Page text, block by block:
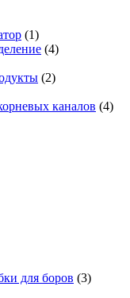
(1)
(4)
(2)
каналов (4)
для боров (3)